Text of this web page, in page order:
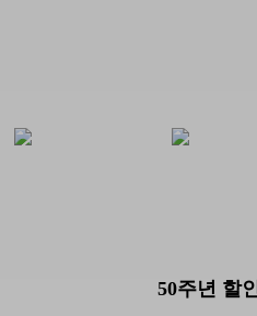
50주년 할